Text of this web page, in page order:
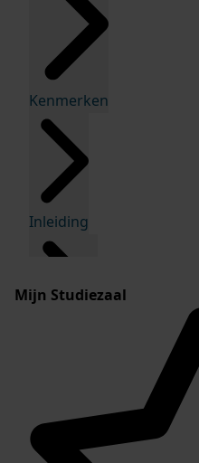
Kenmerken
Inleiding
Mijn Studiezaal